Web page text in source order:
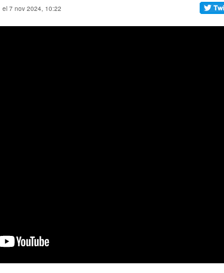
el 7 nov 2024, 10:22